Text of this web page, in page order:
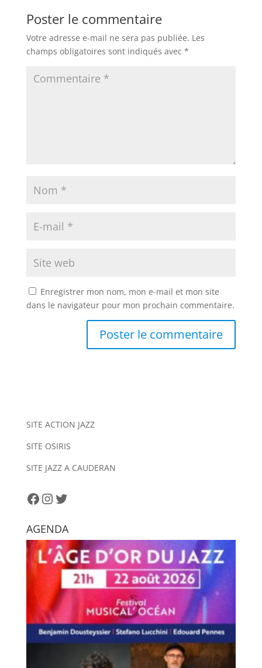
Poster le commentaire
Votre adresse e-mail ne sera pas publiée. Les
champs obligatoires sont indiqués avec *
Enregistrer mon nom, mon e-mail et mon site
dans le navigateur pour mon prochain commentaire.
n
t
i
:
SITE ACTION JAZZ
SITE OSIRIS
SITE JAZZ A CAUDERAN
Facebook
Instagram
Twitter
AGENDA